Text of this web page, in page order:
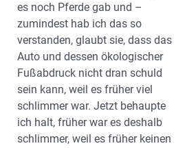
es noch Pferde gab und –
zumindest hab ich das so
verstanden, glaubt sie, dass das
Auto und dessen ökologischer
Fußabdruck nicht dran schuld
sein kann, weil es früher viel
schlimmer war. Jetzt behaupte
ich halt, früher war es deshalb
schlimmer, weil es früher keinen